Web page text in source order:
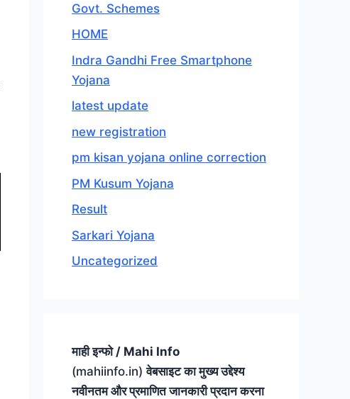
Govt. Schemes
HOME
Indra Gandhi Free Smartphone
Yojana
latest update
new registration
pm kisan yojana online correction
PM Kusum Yojana
Result
Sarkari Yojana
Uncategorized
माही इन्फो / Mahi Info
(mahiinfo.in)वेबसाइट का मुख्य उद्देश्य
नवीनतम और प्रमाणित जानकारी प्रदान करना